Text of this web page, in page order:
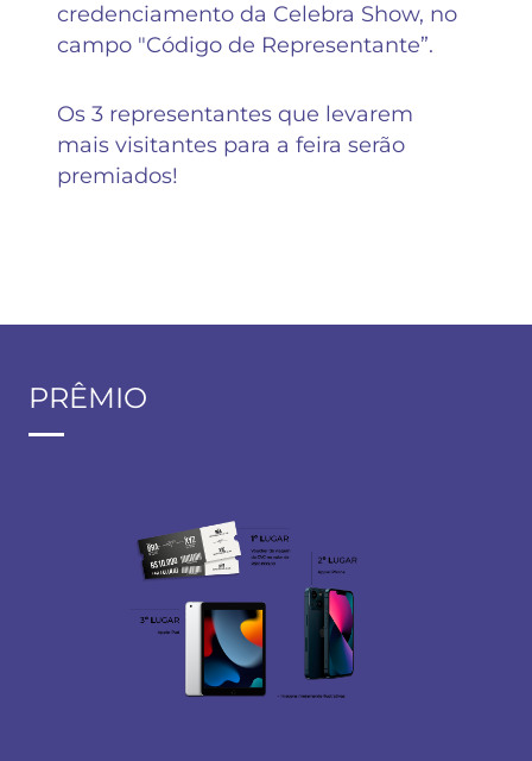
credenciamento da Celebra Show, no
campo "Código de Representante”.
Os 3 representantes que levarem
mais visitantes para a feira serão
premiados!
PRÊMIO